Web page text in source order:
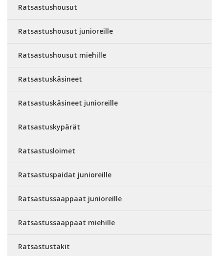
Ratsastushousut
Ratsastushousut junioreille
Ratsastushousut miehille
Ratsastuskäsineet
Ratsastuskäsineet junioreille
Ratsastuskypärät
Ratsastusloimet
Ratsastuspaidat junioreille
Ratsastussaappaat junioreille
Ratsastussaappaat miehille
Ratsastustakit